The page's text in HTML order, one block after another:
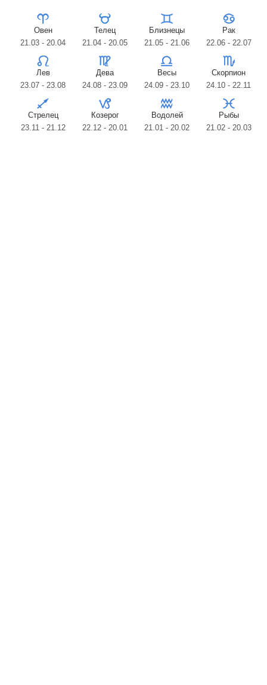
Овен
21.03 - 20.04
Телец
21.04 - 20.05
Близнецы
21.05 - 21.06
Рак
22.06 - 22.07
Лев
23.07 - 23.08
Дева
24.08 - 23.09
Весы
24.09 - 23.10
Скорпион
24.10 - 22.11
Стрелец
23.11 - 21.12
Козерог
22.12 - 20.01
Водолей
21.01 - 20.02
Рыбы
21.02 - 20.03